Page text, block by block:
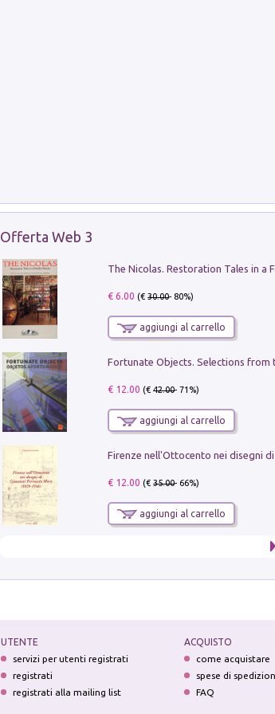
Offerta Web 3
€ 6.00 (€30.00- 80%)
aggiungi al carrello
€ 12.00 (€42.00- 71%)
aggiungi al carrello
€ 12.00 (€35.00- 66%)
aggiungi al carrello
UTENTE
servizi per utenti registrati
registrati
registrati alla mailing list
ACQUISTO
come acquistare
spese di
FAQ